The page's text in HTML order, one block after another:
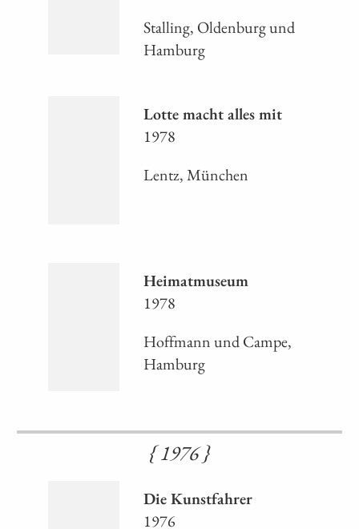
Stalling, Oldenburg und
Hamburg
Lotte macht alles mit
1978
Lentz, München
Heimatmuseum
1978
Hoffmann und Campe,
Hamburg
{ 1976 }
Die Kunstfahrer
1976